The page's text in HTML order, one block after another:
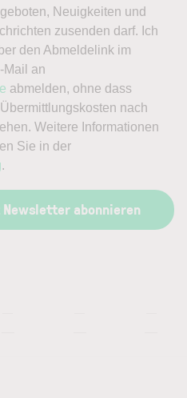
Neuigkeiten und
zusenden darf. Ich
den Abmeldelink im
Mail an
abmelden, ohne dass
nach
Weitere Informationen
Sie in der
.
abonnieren